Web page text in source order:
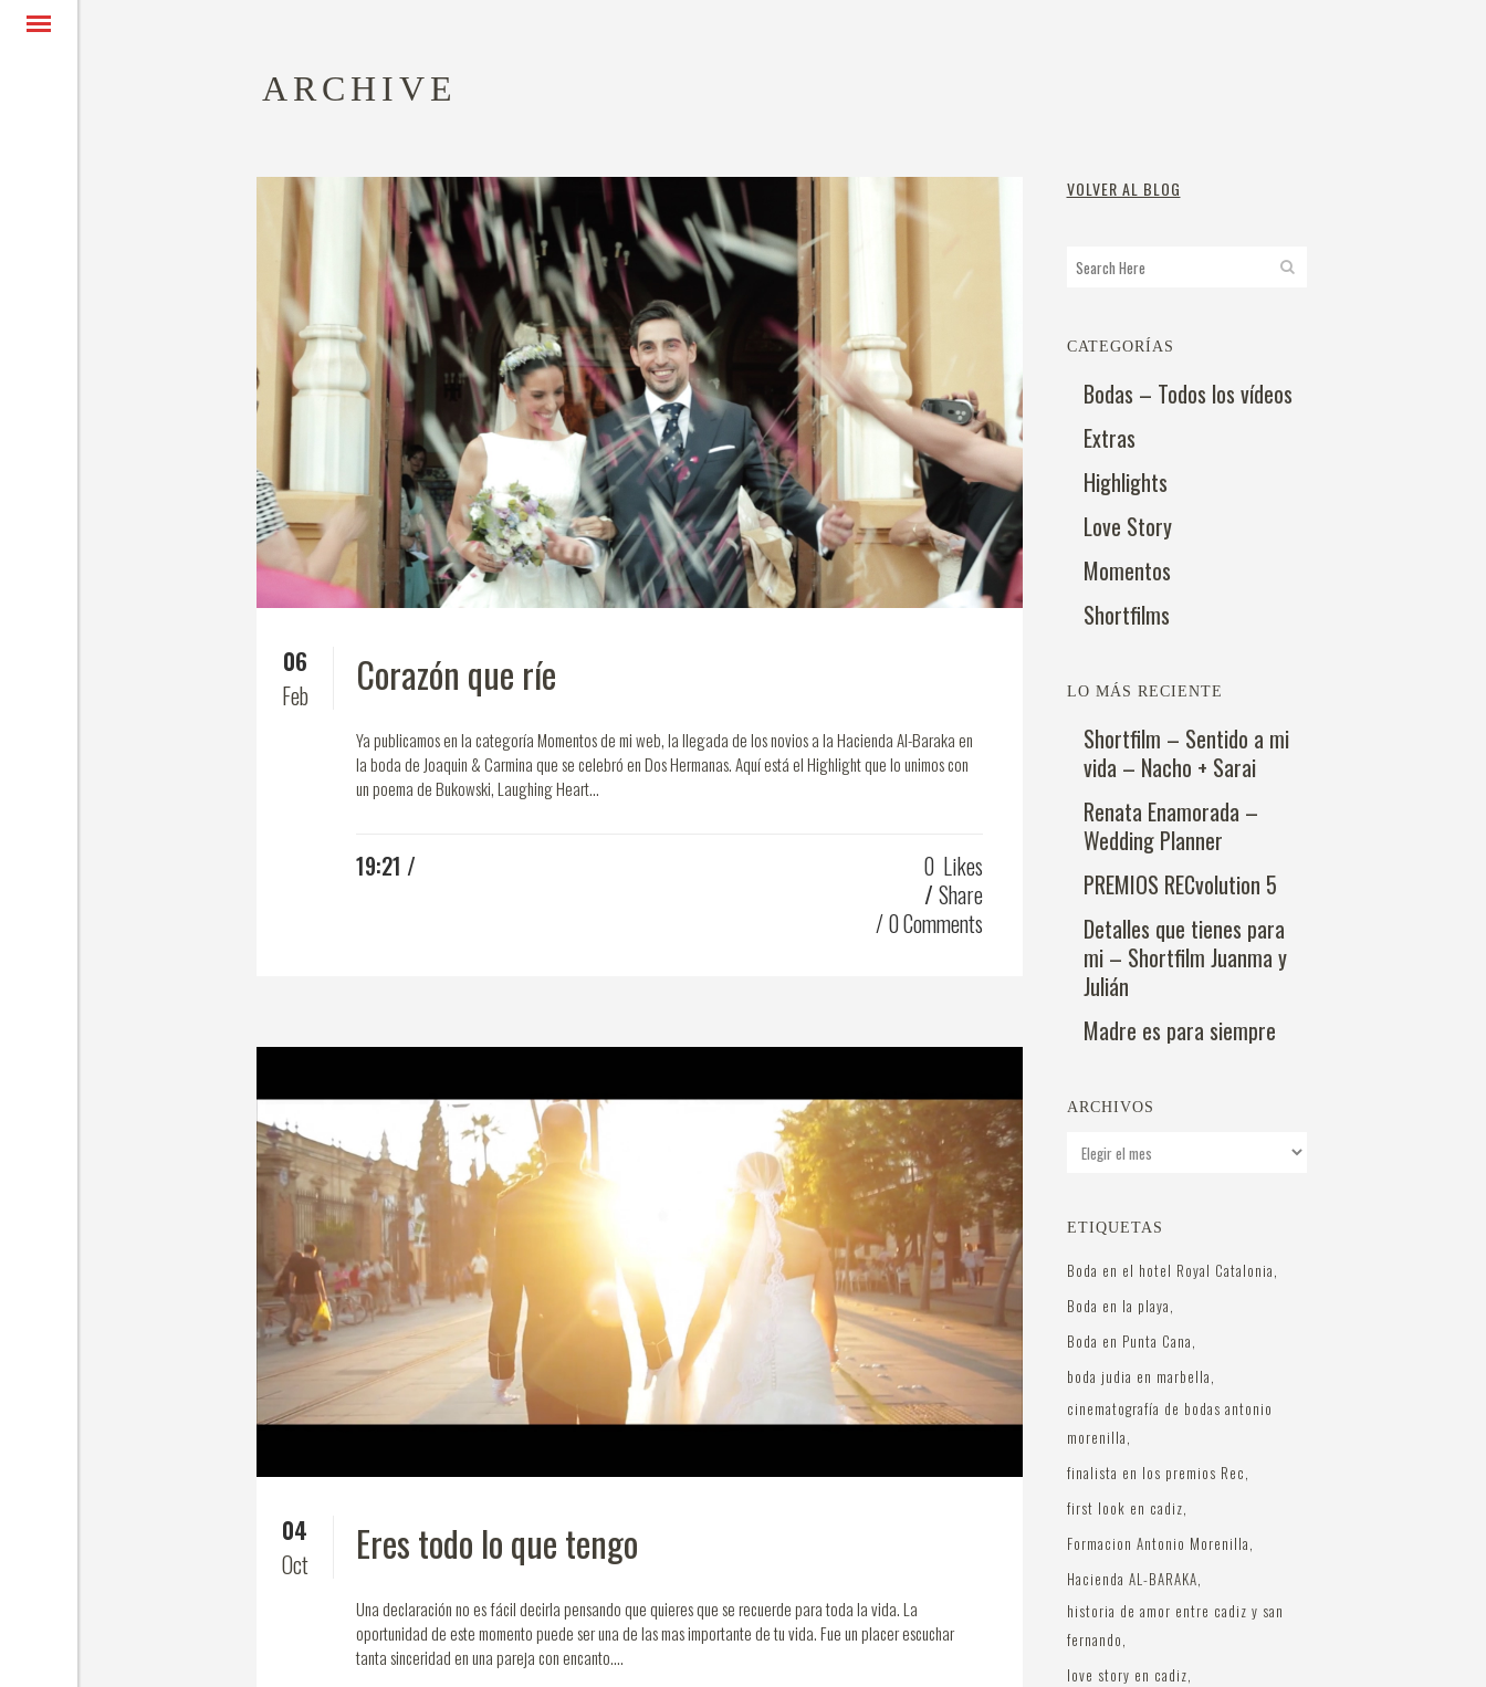
ARCHIVE
06
Feb Corazón que ríe
Ya publicamos en la categoría Momentos de mi web, la llegada de los novios a la Hacienda Al-Baraka en
la boda de Joaquin & Carmina que se celebró en Dos Hermanas. Aquí está el Highlight que lo unimos con
un poema de Bukowski, Laughing Heart...
19:21 / 0 Likes
Share
0 Comments
04
Oct Eres todo lo que tengo
Una declaración no es fácil decirla pensando que quieres que se recuerde para toda la vida. La
oportunidad de este momento puede ser una de las mas importante de tu vida. Fue un placer escuchar
tanta sinceridad en una pareja con encanto....
VOLVER AL BLOG
CATEGORÍAS
Bodas – Todos los vídeos
Extras
Highlights
Love Story
Momentos
Shortfilms
LO MÁS RECIENTE
Shortfilm – Sentido a mi
vida – Nacho + Sarai
Renata Enamorada –
Wedding Planner
PREMIOS RECvolution 5
Detalles que tienes para
mi – Shortfilm Juanma y
Julián
Madre es para siempre
ARCHIVOS
Archivos
ETIQUETAS
Boda en el hotel Royal Catalonia
Boda en la playa
Boda en Punta Cana
boda judia en marbella
cinematografía de bodas antonio
morenilla
finalista en los premios Rec
first look en cadiz
Formacion Antonio Morenilla
Hacienda AL-BARAKA
historia de amor entre cadiz y san
fernando
love story en cadiz